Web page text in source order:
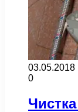
03.05.2018
0